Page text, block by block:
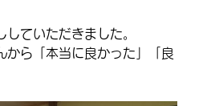
ていただきました。
から「本当に良かった」「良